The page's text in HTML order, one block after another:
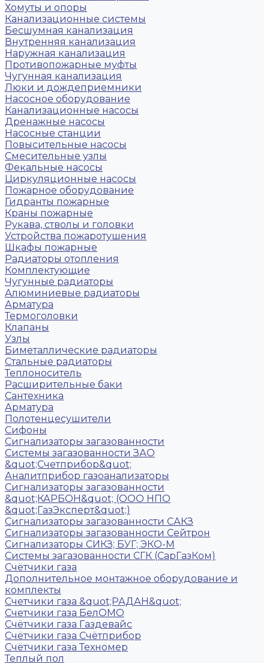
Хомуты и опоры
Канализационные системы
Бесшумная канализация
Внутренняя канализация
Наружная канализация
Противопожарные муфты
Чугунная канализация
Люки и дождеприемники
Насосное оборудование
Канализационные насосы
Дренажные насосы
Насосные станции
Повысительные насосы
Смесительные узлы
Фекальные насосы
Циркуляционные насосы
Пожарное оборудование
Гидранты пожарные
Краны пожарные
Рукава, стволы и головки
Устройства пожаротушения
Шкафы пожарные
Радиаторы отопления
Комплектующие
Чугунные радиаторы
Алюминиевые радиаторы
Арматура
Термоголовки
Клапаны
Узлы
Биметаллические радиаторы
Стальные радиаторы
Теплоноситель
Расширительные баки
Сантехника
Арматура
Полотенцесушители
Сифоны
Сигнализаторы загазованности
Системы загазованности ЗАО
&quot;Счетприбор&quot;
Аналитприбор газоанализаторы
Сигнализаторы загазованности
&quot;КАРБОН&quot; (ООО НПО
&quot;ГазЭксперт&quot;)
Сигнализаторы загазованности САКЗ
Сигнализаторы загазованности Сейтрон
Сигнализаторы СИКЗ; БУГ; ЭКО-М
Системы загазованности СГК (СарГазКом)
Счётчики газа
Дополнительное монтажное оборудование и
комплекты
Счетчики газа &quot;РАДАН&quot;
Счетчики газа БелОМО
Счётчики газа Газдевайс
Счётчики газа Счётприбор
Счётчики газа Техномер
Теплый пол